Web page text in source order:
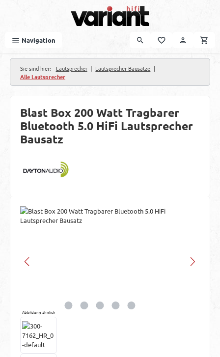
Navigation
Sie sind hier: Lautsprecher | Lautsprecher-Bausätze |
Alle Lautsprecher
Blast Box 200 Watt Tragbarer
Bluetooth 5.0 HiFi Lautsprecher
Bausatz
Bildergalerie überspringen
Abbildung ähnlich